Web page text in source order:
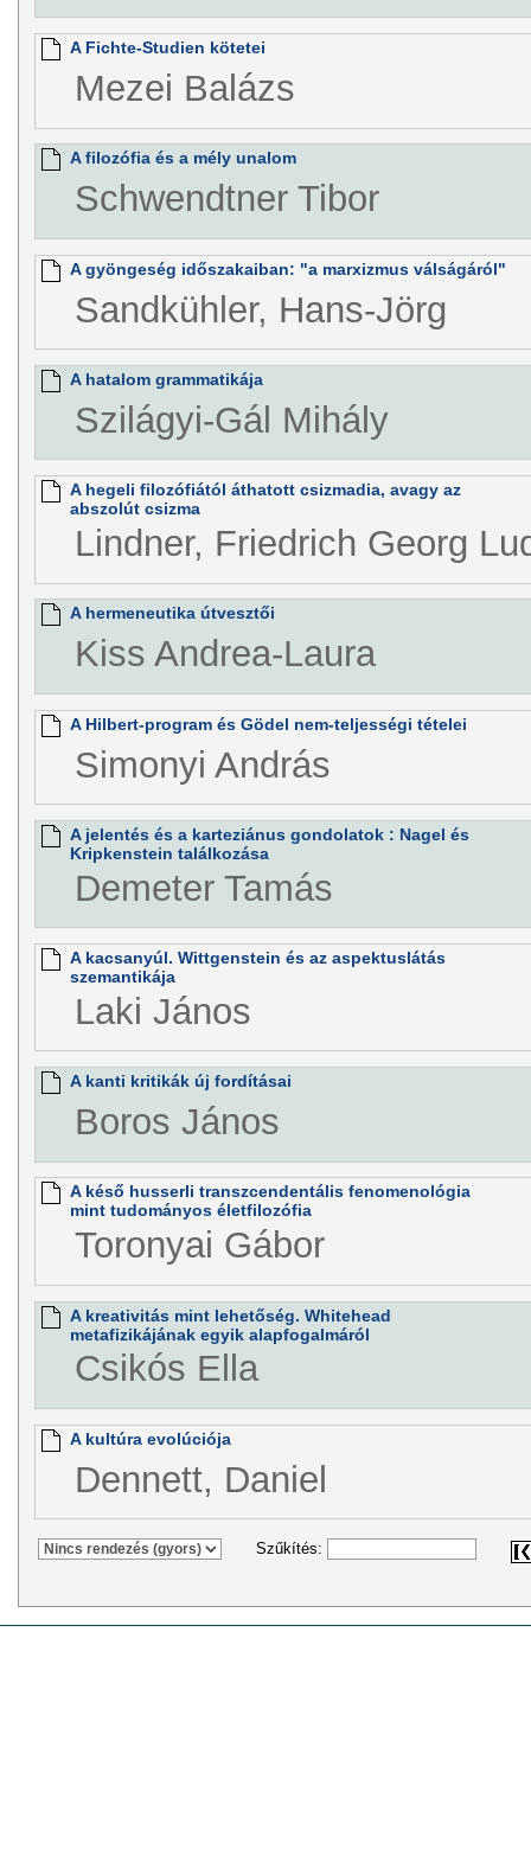
A Fichte-Studien kötetei
Mezei Balázs
A filozófia és a mély unalom
Schwendtner Tibor
A gyöngeség időszakaiban: "a marxizmus válságáról"
Sandkühler, Hans-Jörg
A hatalom grammatikája
Szilágyi-Gál Mihály
A hegeli filozófiától áthatott csizmadia, avagy az
abszolút csizma
Lindner, Friedrich Georg
A hermeneutika útvesztői
Kiss Andrea-Laura
A Hilbert-program és Gödel nem-teljességi tételei
Simonyi András
A jelentés és a karteziánus gondolatok : Nagel és
Kripkenstein találkozása
Demeter Tamás
A kacsanyúl. Wittgenstein és az aspektuslátás
szemantikája
Laki János
A kanti kritikák új fordításai
Boros János
A késő husserli transzcendentális fenomenológia
mint tudományos életfilozófia
Toronyai Gábor
A kreativitás mint lehetőség. Whitehead
metafizikájának egyik alapfogalmáról
Csikós Ella
A kultúra evolúciója
Dennett, Daniel
Szűkítés: